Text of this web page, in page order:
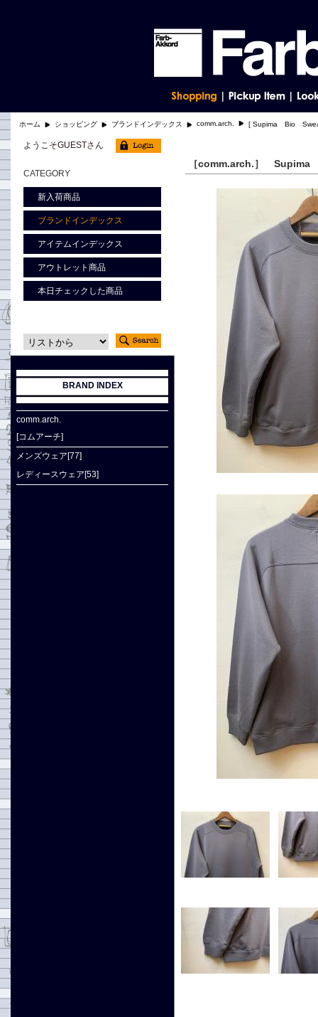
ホーム ショッピング ブランドインデックス comm.arch. [ Supima Bio
［comm.arch.］
ようこそGUESTさん
CATEGORY
新入荷商品
ブランドインデックス
アイテムインデックス
アウトレット商品
本日チェックした商品
BRAND INDEX
comm.arch.
[コムアーチ]
メンズウェア[77]
レディースウェア[53]